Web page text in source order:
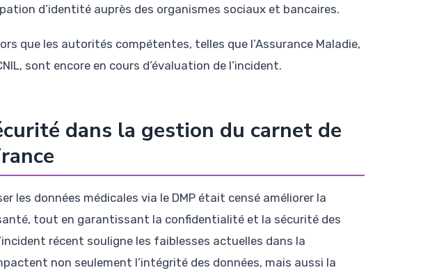
d’identité auprès des organismes sociaux et bancaires.
que les autorités compétentes, telles que l’Assurance Maladie,
sont encore en cours d’évaluation de l’incident.
dans la gestion du carnet de
les données médicales via le DMP était censé améliorer la
tout en garantissant la confidentialité et la sécurité des
récent souligne les faiblesses actuelles dans la
non seulement l’intégrité des données, mais aussi la